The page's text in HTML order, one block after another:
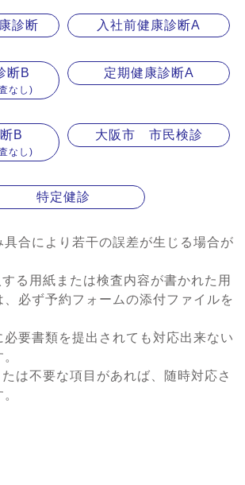
診断 入社前健康診断A
断B
なし)
定期健康診断A
B
なし)
大阪市 市民検診
特定健診
合により若干の誤差が生じる場合が
る用紙または検査内容が書かれた用
必ず予約フォームの添付ファイルを
必要書類を提出されても対応出来ない
は不要な項目があれば、随時対応さ